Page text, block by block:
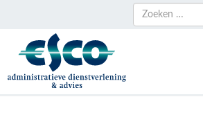
Zoeken
Zoeken
naar: